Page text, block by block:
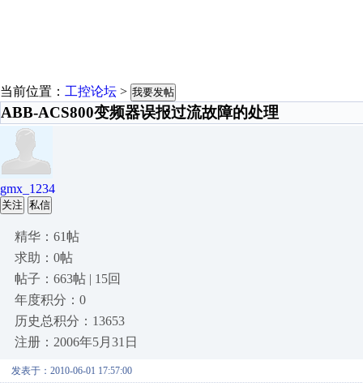
当前位置： 工控论坛 > 我要发帖
ABB-ACS800变频器误报过流故障的处理
gmx_1234
关注 私信
精华：61帖
求助：0帖
帖子：663帖 | 15回
年度积分：0
历史总积分：13653
注册：2006年5月31日
发表于：2010-06-01 17:57:00